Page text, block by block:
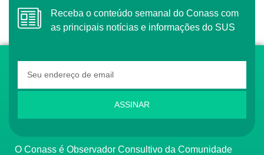
Receba o conteúdo semanal do Conass com
as principais notícias e informações do SUS
ASSINAR
O Conass é Observador Consultivo da Comunidade